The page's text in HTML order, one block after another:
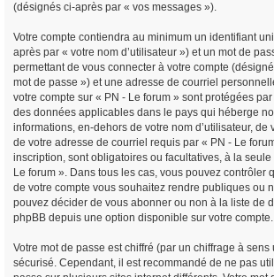
(désignés ci-après par « vos messages »).
Votre compte contiendra au minimum un identifiant
après par « votre nom d’utilisateur ») et un mot de
permettant de vous connecter à votre compte
mot de passe ») et une adresse de courriel
votre compte sur « PN - Le forum » sont protégées
des données applicables dans le pays qui héberge
informations, en-dehors de votre nom d’utilisateur, de
de votre adresse de courriel requis par « PN - Le
inscription, sont obligatoires ou facultatives, à la
Le forum ». Dans tous les cas, vous pouvez contrôler
de votre compte vous souhaitez rendre publiques ou
pouvez décider de vous abonner ou non à la liste de
phpBB depuis une option disponible sur votre compte.
Votre mot de passe est chiffré (par un chiffrage à sens
sécurisé. Cependant, il est recommandé de ne pas